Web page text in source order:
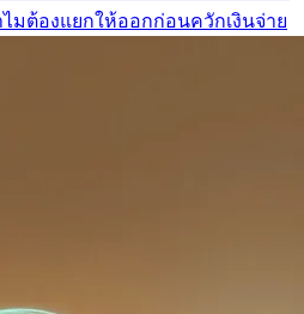
มต้องแยกให้ออกก่อนควักเงินจ่าย